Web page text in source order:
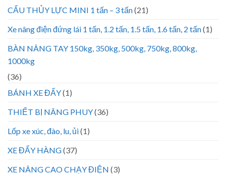
CẨU THỦY LỰC MINI 1 tấn – 3 tấn(21)
Xe nâng điện đứng lái 1 tấn, 1.2 tấn, 1.5 tấn, 1.6 tấn, 2 tấn(1)
BÀN NÂNG TAY 150kg, 350kg, 500kg, 750kg, 800kg,
1000kg
(36)
BÁNH XE ĐẨY(1)
THIẾT BỊ NÂNG PHUY(36)
Lốp xe xúc, đào, lu, ủi(1)
XE ĐẨY HÀNG(37)
XE NÂNG CAO CHẠY ĐIỆN (3)